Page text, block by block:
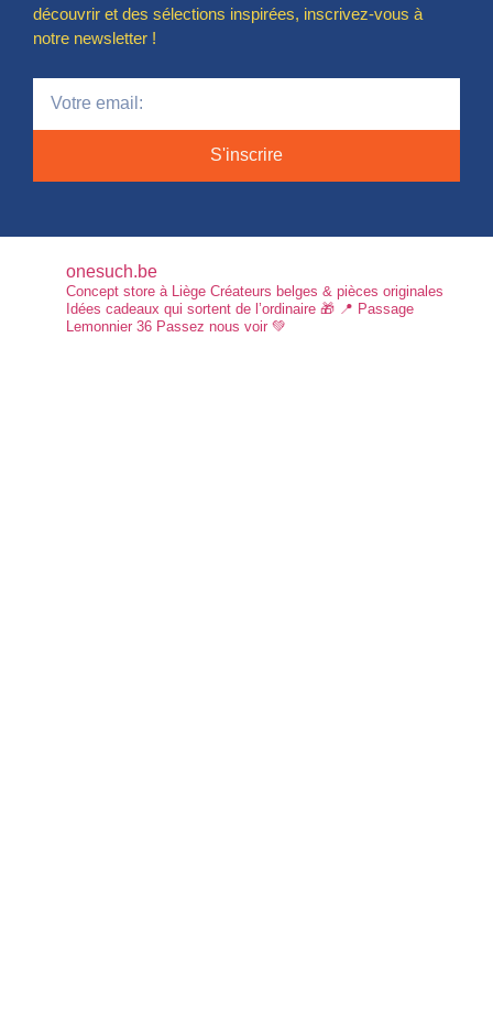
découvrir et des sélections inspirées, inscrivez-vous à
notre newsletter !
S'inscrire
onesuch.be
Concept store à Liège Créateurs belges & pièces originales
Idées cadeaux qui sortent de l’ordinaire 🎁 📍 Passage
Lemonnier 36 Passez nous voir 💚